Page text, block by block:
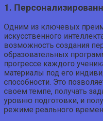
1.
Одним из ключевых
искусственного
возможность создания
образовательных
прогрессе каждого
материалы под его
способности. Это
своем темпе, получать
уровню подготовки, и
режиме реального